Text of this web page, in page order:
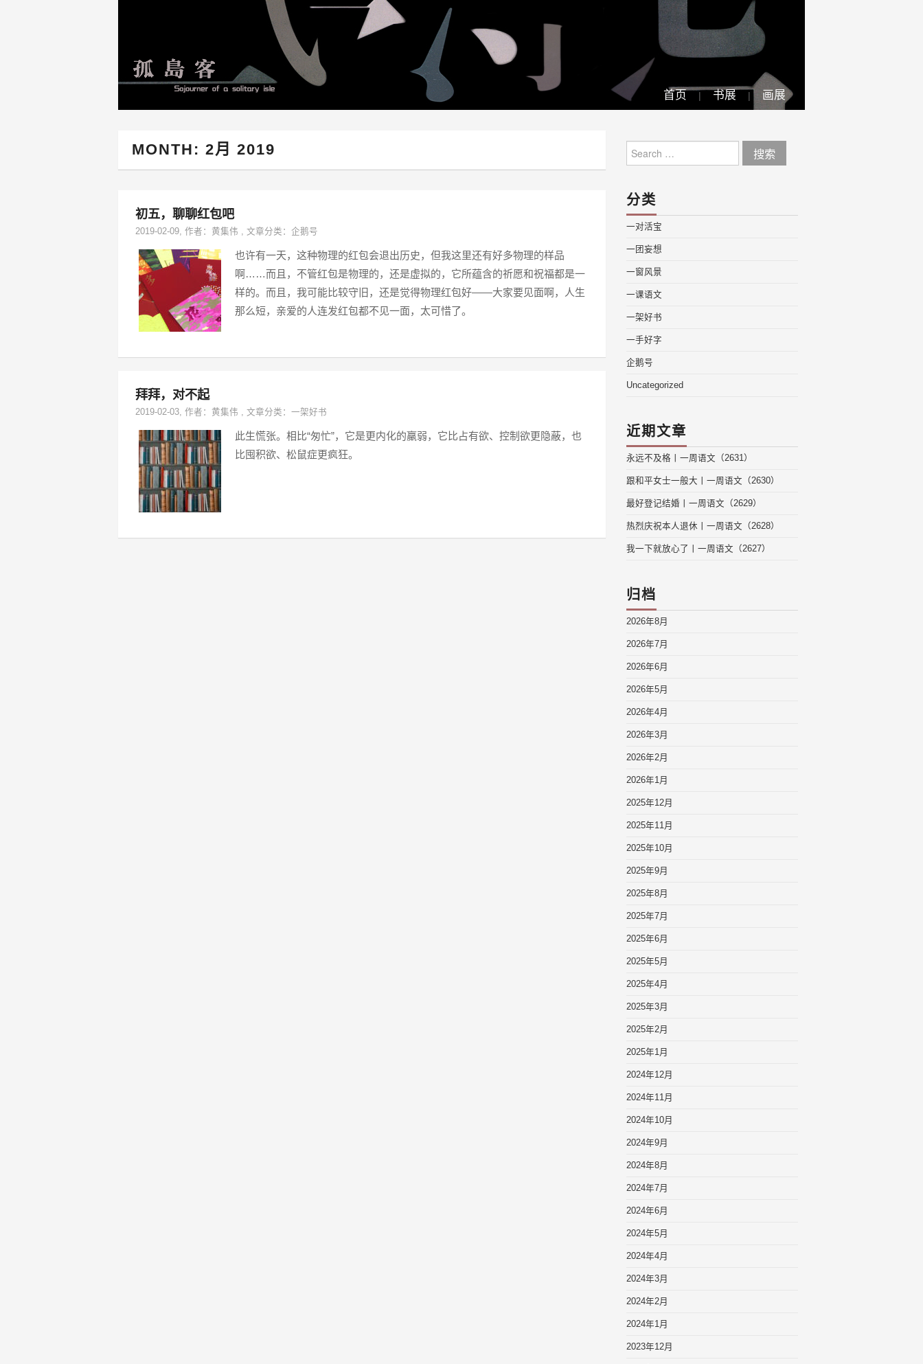
首页 书展 画展
MONTH: 2月 2019
初五，聊聊红包吧
2019-02-09, 作者： 黄集伟 , 文章分类： 企鹅号
也许有一天，这种物理的红包会退出历史，但我这里还有好多物理的样品
啊……而且，不管红包是物理的，还是虚拟的，它所蕴含的祈愿和祝福都是一
样的。而且，我可能比较守旧，还是觉得物理红包好——大家要见面啊，人生
那么短，亲爱的人连发红包都不见一面，太可惜了。
拜拜，对不起
2019-02-03, 作者： 黄集伟 , 文章分类： 一架好书
此生慌张。相比“匆忙”，它是更内化的羸弱，它比占有欲、控制欲更隐蔽，也
比囤积欲、松鼠症更疯狂。
for:
分类
一对活宝
一团妄想
一窗风景
一课语文
一架好书
一手好字
企鹅号
Uncategorized
近期文章
永远不及格丨一周语文（2631）
跟和平女士一般大丨一周语文（2630）
最好登记结婚丨一周语文（2629）
热烈庆祝本人退休丨一周语文（2628）
我一下就放心了丨一周语文（2627）
归档
2026年8月
2026年7月
2026年6月
2026年5月
2026年4月
2026年3月
2026年2月
2026年1月
2025年12月
2025年11月
2025年10月
2025年9月
2025年8月
2025年7月
2025年6月
2025年5月
2025年4月
2025年3月
2025年2月
2025年1月
2024年12月
2024年11月
2024年10月
2024年9月
2024年8月
2024年7月
2024年6月
2024年5月
2024年4月
2024年3月
2024年2月
2024年1月
2023年12月